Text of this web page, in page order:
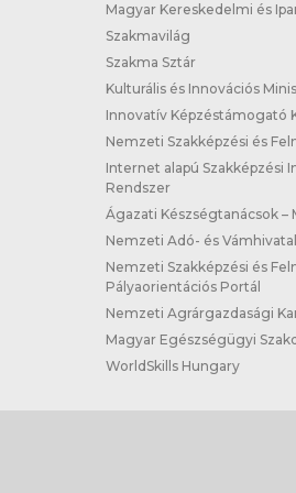
Magyar Kereskedelmi és
Szakmavilág
Szakma Sztár
Kulturális és Innovációs
Innovatív Képzéstámogató
Nemzeti Szakképzési és
Internet alapú Szakképzési
Rendszer
Ágazati Készségtanácsok –
Nemzeti Adó- és Vámhivatal
Nemzeti Szakképzési és
Pályaorientációs Portál
Nemzeti Agrárgazdasági
Magyar Egészségügyi
WorldSkills Hungary